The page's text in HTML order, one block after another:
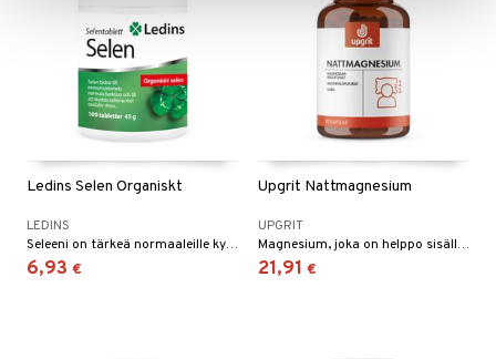
Ledins Selen Organiskt
LEDINS
Seleeni on tärkeä normaaleille kynsille ja hiuksille. Seleeni auttaa immuniteettijärjestelmää ja kilpirauhasia toimimaan normaalisti. Jokainen tabletti sisältää 100 mcg orgaanista Seleeniä.
6,93 €
Upgrit Nattmagnesium
UPGRIT
Magnesium, joka on helppo sisällyttää iltarutiiniisi. Jauhe liukenee helposti veteen ja sillä on mieto maku.
21,91 €